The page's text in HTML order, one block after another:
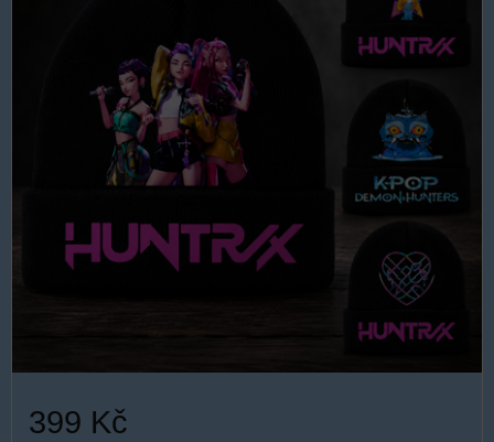
399 Kč